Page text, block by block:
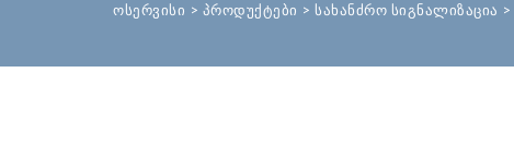
ოსერვისი > პროდუქტები > სახანძრო სიგნალიზაცია >